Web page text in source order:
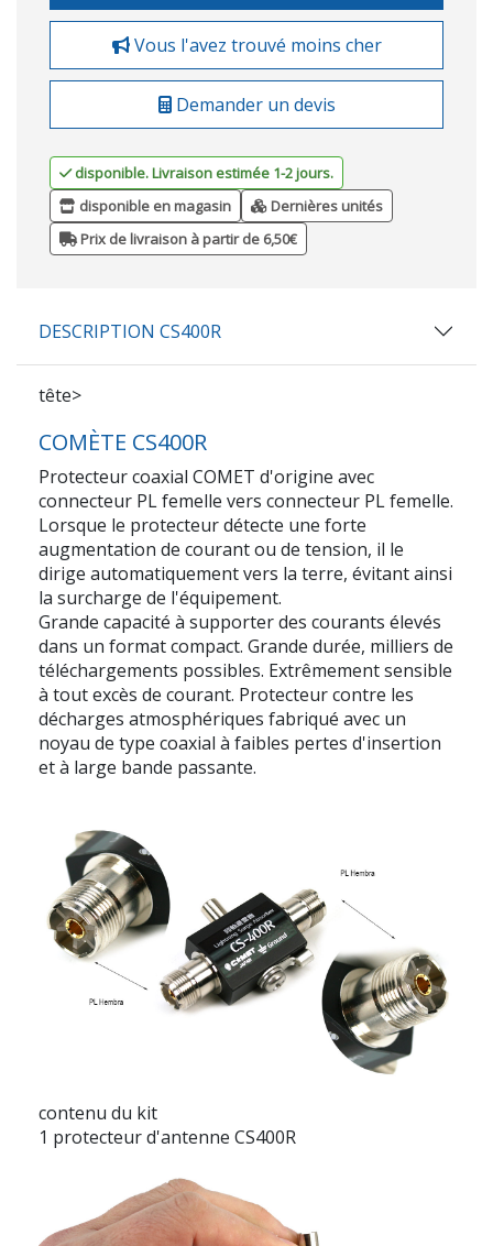
Vous l'avez trouvé moins cher
Demander un devis
disponible. Livraison estimée 1-2 jours.
disponible en magasin
Dernières unités
Prix de livraison à partir de 6,50€
DESCRIPTION CS400R
tête>
COMÈTE CS400R
Protecteur coaxial COMET d'origine avec
connecteur PL femelle vers connecteur PL femelle.
Lorsque le protecteur détecte une forte
augmentation de courant ou de tension, il le
dirige automatiquement vers la terre, évitant ainsi
la surcharge de l'équipement.
Grande capacité à supporter des courants élevés
dans un format compact. Grande durée, milliers de
téléchargements possibles. Extrêmement sensible
à tout excès de courant. Protecteur contre les
décharges atmosphériques fabriqué avec un
noyau de type coaxial à faibles pertes d'insertion
et à large bande passante.
contenu du kit
1 protecteur d'antenne CS400R